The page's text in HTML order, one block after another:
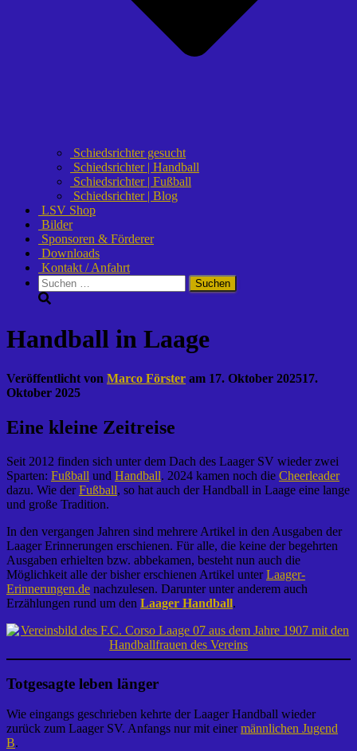
Schiedsrichter gesucht
Schiedsrichter | Handball
Schiedsrichter | Fußball
Schiedsrichter | Blog
LSV Shop
Bilder
Sponsoren & Förderer
Downloads
Kontakt / Anfahrt
Suchen
nach:
Handball in Laage
Veröffentlicht von Marco Förster am 17. Oktober 202517.
Oktober 2025
Eine kleine Zeitreise
Seit 2012 finden sich unter dem Dach des Laager SV wieder zwei
Sparten: Fußball und Handball. 2024 kamen noch die Cheerleader
dazu. Wie derFußball, so hat auch der Handball in Laage eine lange
und große Tradition.
In den vergangen Jahren sind mehrere Artikel in den Ausgaben der
Laager Erinnerungen erschienen. Für alle, die keine der begehrten
Ausgaben erhielten bzw. abbekamen, besteht nun auch die
Möglichkeit alle der bisher erschienen Artikel unterLaager-
Erinnerungen.de nachzulesen. Darunter unter anderem auch
Erzählungen rund um den Laager Handball.
Totgesagte leben länger
Wie eingangs geschrieben kehrte der Laager Handball wieder
zurück zum Laager SV. Anfangs nur mit einermännlichen Jugend
B.